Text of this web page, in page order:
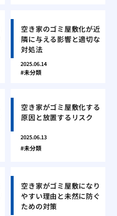
空き家のゴミ屋敷化が近
隣に与える影響と適切な
対処法
2025.06.14
未分類
空き家がゴミ屋敷化する
原因と放置するリスク
2025.06.13
未分類
空き家がゴミ屋敷になり
やすい理由と未然に防ぐ
ための対策